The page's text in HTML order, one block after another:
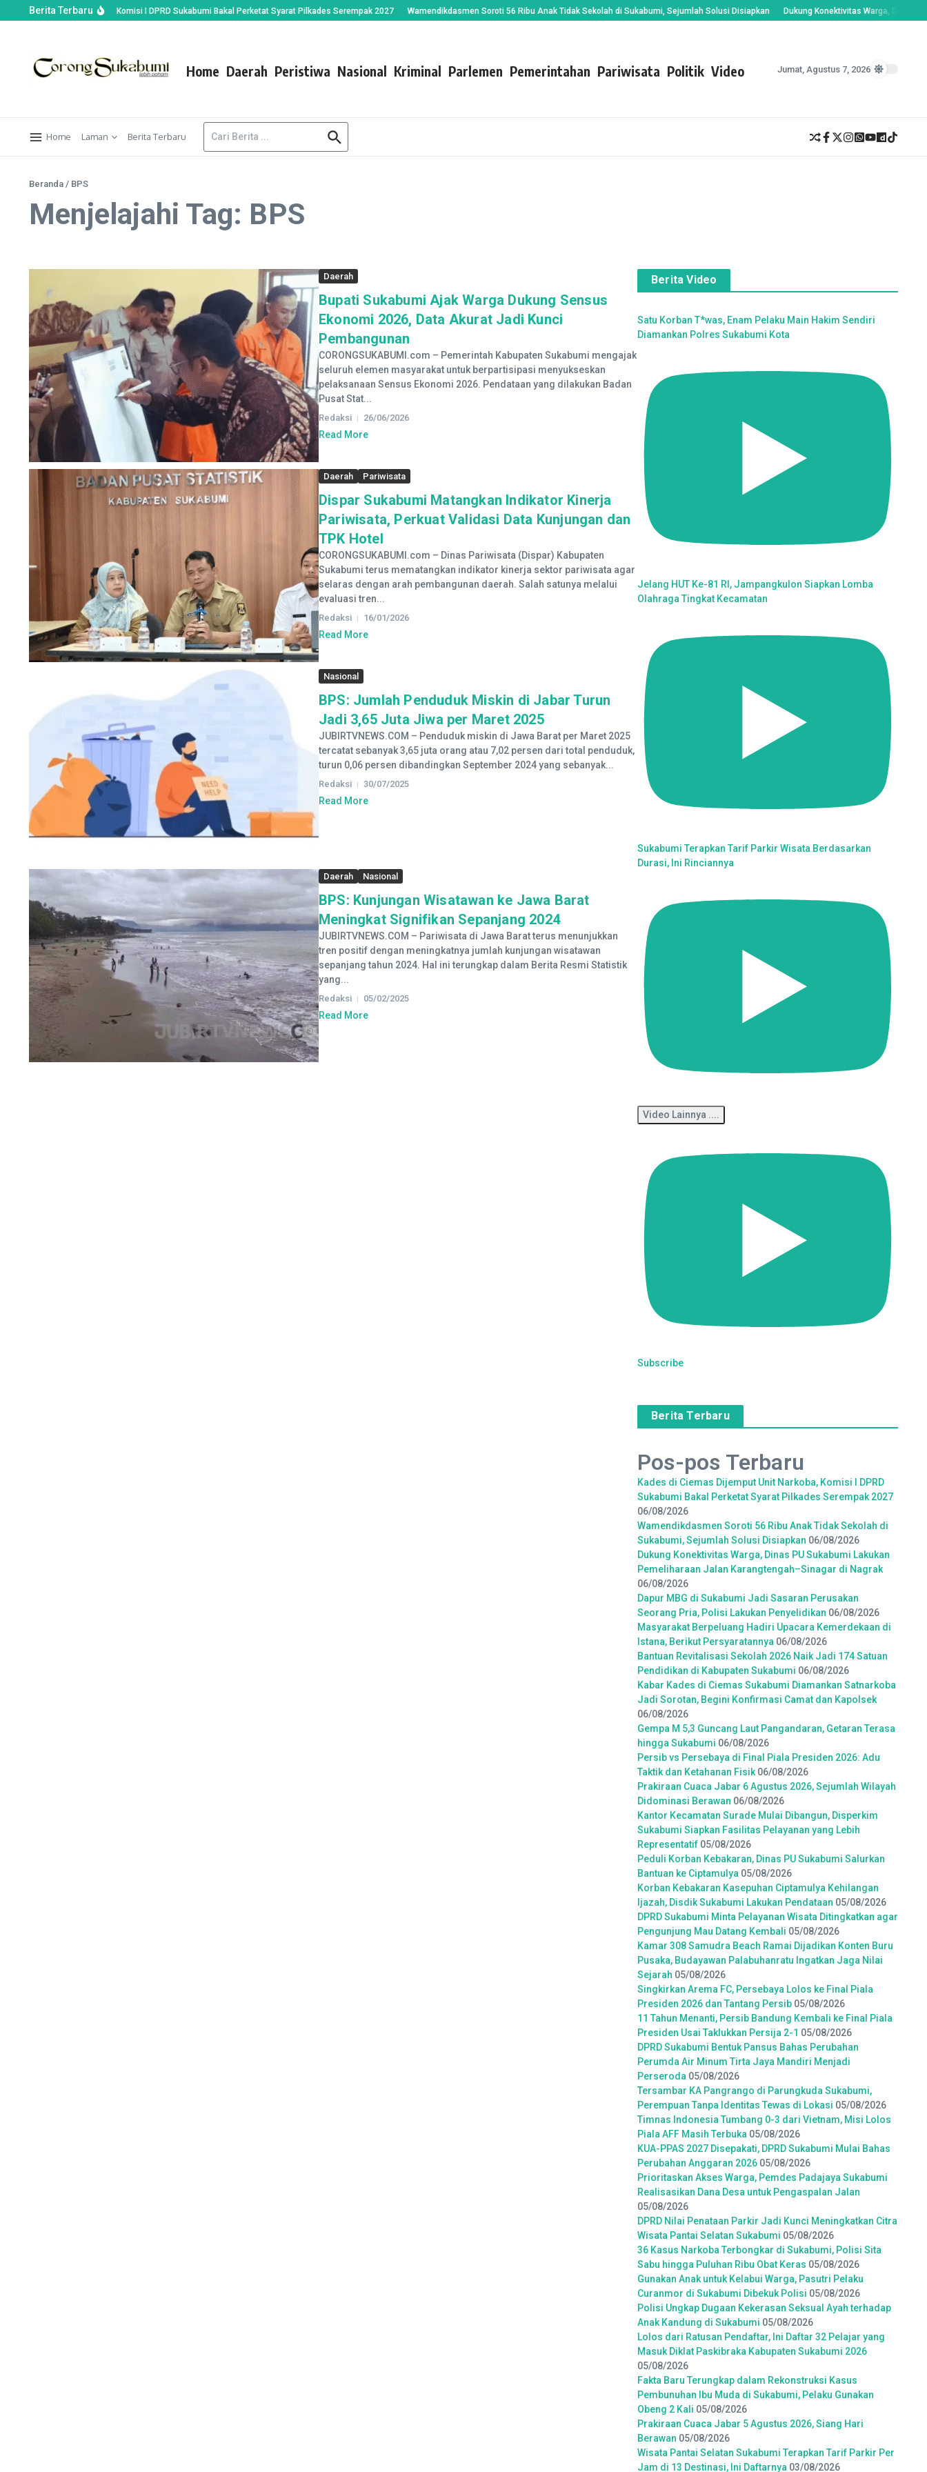
Berita Terbaru
Unit Narkoba, Komisi I DPRD Sukabumi Bakal Perketat Syarat Pilkades Serempak 2027 Wamendikdasmen Soroti 56 Ribu Anak Tidak Sekolah di Sukabumi, Sejumlah Solusi Disiapkan Dukung Konektivitas Warga, Dinas PU
Home Daerah Peristiwa Nasional Kriminal Parlemen Pemerintahan Pariwisata Politik Video Jumat, Agustus 7, 2026
Home Laman Berita Terbaru
Beranda / BPS
Menjelajahi Tag: BPS
Daerah
Bupati Sukabumi Ajak Warga Dukung Sensus
Ekonomi 2026, Data Akurat Jadi Kunci
Pembangunan
CORONGSUKABUMI.com – Pemerintah Kabupaten Sukabumi mengajak
seluruh elemen masyarakat untuk berpartisipasi menyukseskan
pelaksanaan Sensus Ekonomi 2026. Pendataan yang dilakukan Badan
Pusat Stat...
Redaksi 26/06/2026
Read More
Daerah Pariwisata
Dispar Sukabumi Matangkan Indikator Kinerja
Pariwisata, Perkuat Validasi Data Kunjungan dan
TPK Hotel
CORONGSUKABUMI.com – Dinas Pariwisata (Dispar) Kabupaten
Sukabumi terus mematangkan indikator kinerja sektor pariwisata agar
selaras dengan arah pembangunan daerah. Salah satunya melalui
evaluasi tren...
Redaksi 16/01/2026
Read More
Nasional
BPS: Jumlah Penduduk Miskin di Jabar Turun
Jadi 3,65 Juta Jiwa per Maret 2025
JUBIRTVNEWS.COM – Penduduk miskin di Jawa Barat per Maret 2025
tercatat sebanyak 3,65 juta orang atau 7,02 persen dari total penduduk,
turun 0,06 persen dibandingkan September 2024 yang sebanyak...
Redaksi 30/07/2025
Read More
Daerah Nasional
BPS: Kunjungan Wisatawan ke Jawa Barat
Meningkat Signifikan Sepanjang 2024
JUBIRTVNEWS.COM – Pariwisata di Jawa Barat terus menunjukkan
tren positif dengan meningkatnya jumlah kunjungan wisatawan
sepanjang tahun 2024. Hal ini terungkap dalam Berita Resmi Statistik
yang...
Redaksi 05/02/2025
Read More
Berita Video
Satu Korban T*was, Enam Pelaku Main Hakim Sendiri
Diamankan Polres Sukabumi Kota
Jelang HUT Ke-81 RI, Jampangkulon Siapkan Lomba
Olahraga Tingkat Kecamatan
Sukabumi Terapkan Tarif Parkir Wisata Berdasarkan
Durasi, Ini Rinciannya
Video Lainnya ....
Subscribe
Berita Terbaru
Pos-pos Terbaru
Kades di Ciemas Dijemput Unit Narkoba, Komisi I DPRD
Sukabumi Bakal Perketat Syarat Pilkades Serempak 2027
06/08/2026
Wamendikdasmen Soroti 56 Ribu Anak Tidak Sekolah di
Sukabumi, Sejumlah Solusi Disiapkan 06/08/2026
Dukung Konektivitas Warga, Dinas PU Sukabumi Lakukan
Pemeliharaan Jalan Karangtengah–Sinagar di Nagrak
06/08/2026
Dapur MBG di Sukabumi Jadi Sasaran Perusakan
Seorang Pria, Polisi Lakukan Penyelidikan 06/08/2026
Masyarakat Berpeluang Hadiri Upacara Kemerdekaan di
Istana, Berikut Persyaratannya 06/08/2026
Bantuan Revitalisasi Sekolah 2026 Naik Jadi 174 Satuan
Pendidikan di Kabupaten Sukabumi 06/08/2026
Kabar Kades di Ciemas Sukabumi Diamankan Satnarkoba
Jadi Sorotan, Begini Konfirmasi Camat dan Kapolsek
06/08/2026
Gempa M 5,3 Guncang Laut Pangandaran, Getaran Terasa
hingga Sukabumi 06/08/2026
Persib vs Persebaya di Final Piala Presiden 2026: Adu
Taktik dan Ketahanan Fisik 06/08/2026
Prakiraan Cuaca Jabar 6 Agustus 2026, Sejumlah Wilayah
Didominasi Berawan 06/08/2026
Kantor Kecamatan Surade Mulai Dibangun, Disperkim
Sukabumi Siapkan Fasilitas Pelayanan yang Lebih
Representatif 05/08/2026
Peduli Korban Kebakaran, Dinas PU Sukabumi Salurkan
Bantuan ke Ciptamulya 05/08/2026
Korban Kebakaran Kasepuhan Ciptamulya Kehilangan
Ijazah, Disdik Sukabumi Lakukan Pendataan 05/08/2026
DPRD Sukabumi Minta Pelayanan Wisata Ditingkatkan agar
Pengunjung Mau Datang Kembali 05/08/2026
Kamar 308 Samudra Beach Ramai Dijadikan Konten Buru
Pusaka, Budayawan Palabuhanratu Ingatkan Jaga Nilai
Sejarah 05/08/2026
Singkirkan Arema FC, Persebaya Lolos ke Final Piala
Presiden 2026 dan Tantang Persib 05/08/2026
11 Tahun Menanti, Persib Bandung Kembali ke Final Piala
Presiden Usai Taklukkan Persija 2-1 05/08/2026
DPRD Sukabumi Bentuk Pansus Bahas Perubahan
Perumda Air Minum Tirta Jaya Mandiri Menjadi
Perseroda 05/08/2026
Tersambar KA Pangrango di Parungkuda Sukabumi,
Perempuan Tanpa Identitas Tewas di Lokasi 05/08/2026
Timnas Indonesia Tumbang 0-3 dari Vietnam, Misi Lolos
Piala AFF Masih Terbuka 05/08/2026
KUA-PPAS 2027 Disepakati, DPRD Sukabumi Mulai Bahas
Perubahan Anggaran 2026 05/08/2026
Prioritaskan Akses Warga, Pemdes Padajaya Sukabumi
Realisasikan Dana Desa untuk Pengaspalan Jalan
05/08/2026
DPRD Nilai Penataan Parkir Jadi Kunci Meningkatkan Citra
Wisata Pantai Selatan Sukabumi 05/08/2026
36 Kasus Narkoba Terbongkar di Sukabumi, Polisi Sita
Sabu hingga Puluhan Ribu Obat Keras 05/08/2026
Gunakan Anak untuk Kelabui Warga, Pasutri Pelaku
Curanmor di Sukabumi Dibekuk Polisi 05/08/2026
Polisi Ungkap Dugaan Kekerasan Seksual Ayah terhadap
Anak Kandung di Sukabumi 05/08/2026
Lolos dari Ratusan Pendaftar, Ini Daftar 32 Pelajar yang
Masuk Diklat Paskibraka Kabupaten Sukabumi 2026
05/08/2026
Fakta Baru Terungkap dalam Rekonstruksi Kasus
Pembunuhan Ibu Muda di Sukabumi, Pelaku Gunakan
Obeng 2 Kali 05/08/2026
Prakiraan Cuaca Jabar 5 Agustus 2026, Siang Hari
Berawan 05/08/2026
Wisata Pantai Selatan Sukabumi Terapkan Tarif Parkir Per
Jam di 13 Destinasi, Ini Daftarnya 03/08/2026